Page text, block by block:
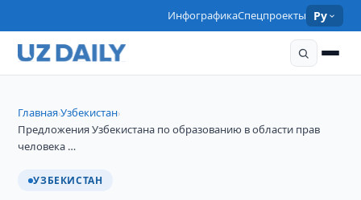
ИнфографикаСпецпроекты Ру
Главная›Узбекистан›
Предложения Узбекистана по образованию в области прав
человека …
УЗБЕКИСТАН